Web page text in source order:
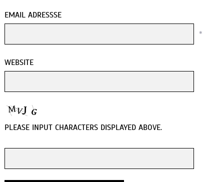
EMAIL ADRESSSE
*
WEBSITE
PLEASE INPUT CHARACTERS DISPLAYED ABOVE.